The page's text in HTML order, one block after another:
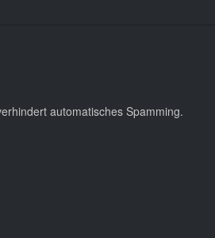
automatisches Spamming.